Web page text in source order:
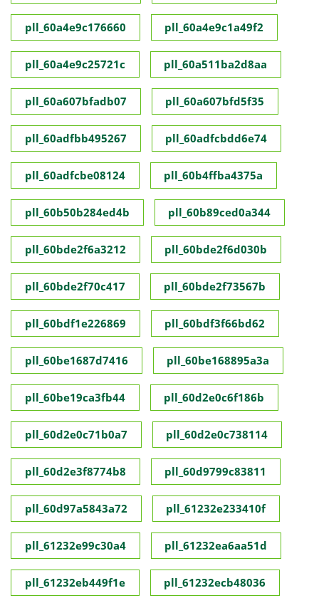
pll_60a4e9c176660 pll_60a4e9c1a49f2
pll_60a4e9c25721c pll_60a511ba2d8aa
pll_60a607bfadb07 pll_60a607bfd5f35
pll_60adfbb495267 pll_60adfcbdd6e74
pll_60adfcbe08124 pll_60b4ffba4375a
pll_60b50b284ed4b pll_60b89ced0a344
pll_60bde2f6a3212 pll_60bde2f6d030b
pll_60bde2f70c417 pll_60bde2f73567b
pll_60bdf1e226869 pll_60bdf3f66bd62
pll_60be1687d7416 pll_60be168895a3a
pll_60be19ca3fb44 pll_60d2e0c6f186b
pll_60d2e0c71b0a7 pll_60d2e0c738114
pll_60d2e3f8774b8 pll_60d9799c83811
pll_60d97a5843a72 pll_61232e233410f
pll_61232e99c30a4 pll_61232ea6aa51d
pll_61232eb449f1e pll_61232ecb48036